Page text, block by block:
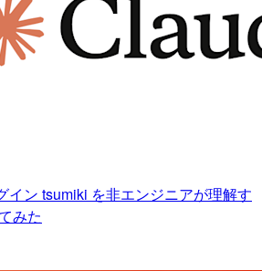
イン tsumiki を非エンジニアが理解す
みた